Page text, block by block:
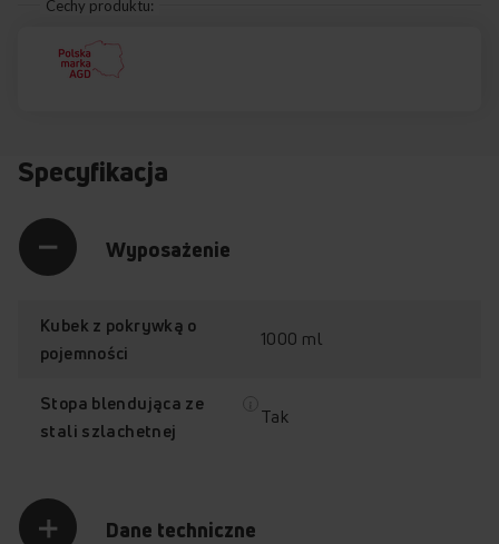
Cechy produktu:
Specyfikacja
Wyposażenie
Kubek z pokrywką o
pojemności
1000 ml
Stopa blendująca ze
stali szlachetnej
Tak
Dane techniczne